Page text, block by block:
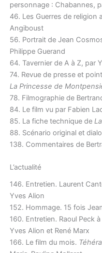
personnage : Chabannes,
46. Les Guerres de religion
Angiboust
56. Portrait de Jean
Philippe Guerand
64. Tavernier de A à Z, par
74. Revue de presse et
La Princesse de
78. Filmographie de
84. Le film vu par Fabien
85. La fiche technique de
88. Scénario original et
138. Commentaires de
L’actualité
146. Entretien. Laurent
Yves Alion
152. Hommage. 15 fois
160. Entretien. Raoul Peck
Yves Alion et René Marx
166. Le film du mois.